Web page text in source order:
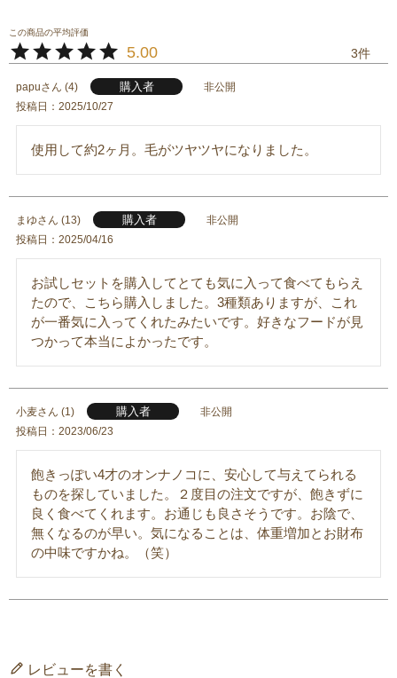
5.00 3
papu 4 購入者
非公開
投稿日
2025/10/27
使用して約2ヶ月。毛がツヤツヤになりました。
まゆ 13 購入者
非公開
投稿日
2025/04/16
お試しセットを購入してとても気に入って食べてもらえ
たので、こちら購入しました。3種類ありますが、これ
が一番気に入ってくれたみたいです。好きなフードが見
つかって本当によかったです。
小麦 1 購入者
非公開
投稿日
2023/06/23
飽きっぽい4才のオンナノコに、安心して与えてられる
ものを探していました。２度目の注文ですが、飽きずに
良く食べてくれます。お通じも良さそうです。お陰で、
無くなるのが早い。気になることは、体重増加とお財布
の中味ですかね。（笑）
レビューを書く